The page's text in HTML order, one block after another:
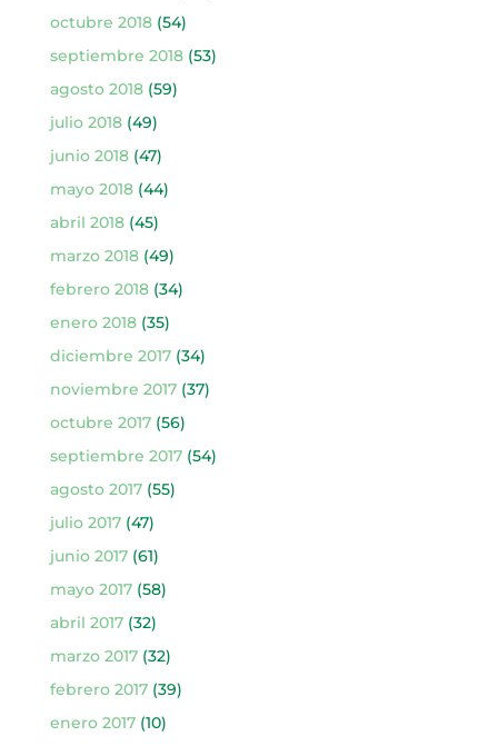
octubre 2018(54)
septiembre 2018(53)
agosto 2018(59)
julio 2018(49)
junio 2018(47)
mayo 2018(44)
abril 2018(45)
marzo 2018(49)
febrero 2018(34)
enero 2018(35)
diciembre 2017(34)
noviembre 2017(37)
octubre 2017(56)
septiembre 2017(54)
agosto 2017(55)
julio 2017(47)
junio 2017(61)
mayo 2017(58)
abril 2017(32)
marzo 2017(32)
febrero 2017(39)
enero 2017(10)